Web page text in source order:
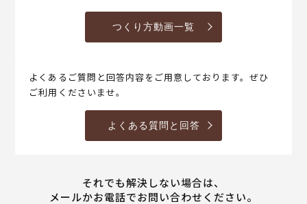
つくり方動画一覧
よくあるご質問と回答内容をご用意しております。ぜひ
ご利用くださいませ。
よくある質問と回答
それでも解決しない場合は、
メールかお電話でお問い合わせください。